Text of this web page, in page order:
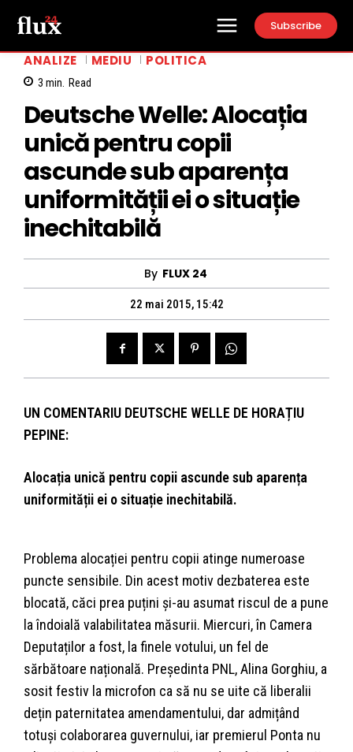
Subscribe
ANALIZE MEDIU POLITICA
3 min. Read
Deutsche Welle: Alocația
unică pentru copii
ascunde sub aparența
uniformității ei o situație
inechitabilă
By FLUX 24
22 mai 2015, 15:42
UN COMENTARIU DEUTSCHE WELLE DE HORAȚIU
PEPINE:
Alocația unică pentru copii ascunde sub aparența
uniformității ei o situație inechitabilă.
Problema alocației pentru copii atinge numeroase
puncte sensibile. Din acest motiv dezbaterea este
blocată, căci prea puțini și-au asumat riscul de a pune
la îndoială valabilitatea măsurii. Miercuri, în Camera
Deputaților a fost, la finele votului, un fel de
sărbătoare națională. Președinta PNL, Alina Gorghiu, a
sosit festiv la microfon ca să nu se uite că liberalii
dețin paternitatea amendamentului, dar admițând
totuși colaborarea guvernului, iar premierul Ponta nu